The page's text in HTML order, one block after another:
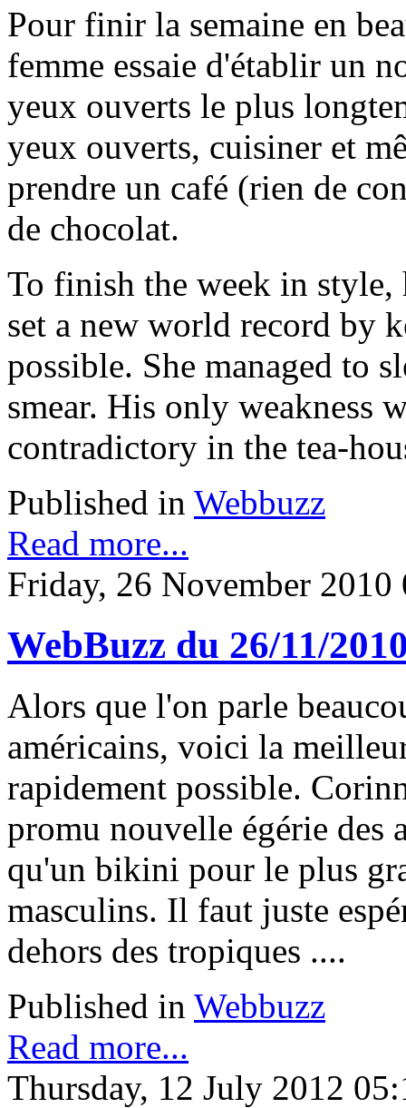
Pour finir la semaine en
femme essaie d'établir un
yeux ouverts le plus
yeux ouverts, cuisiner et
prendre un café (rien de
de chocolat.
To finish the week in style,
set a new world record by
possible. She managed to
smear. His only weakness
contradictory in the tea-
Published in Webbuzz
Read more...
Friday, 26 November 2010
WebBuzz du 26/11/
Alors que l'on parle
américains, voici la
rapidement possible.
promu nouvelle égérie des
qu'un bikini pour le plus
masculins. Il faut juste
dehors des tropiques ....
Published in Webbuzz
Read more...
Thursday, 12 July 2012